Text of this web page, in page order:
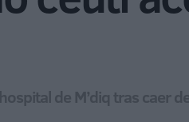
de M’diq tras caer